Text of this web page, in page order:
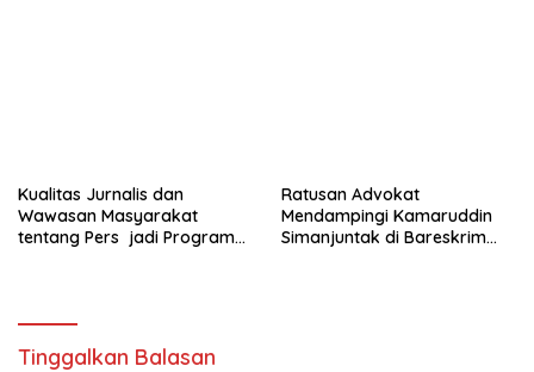
Kualitas Jurnalis dan
Wawasan Masyarakat
tentang Pers jadi Program
Ratusan Advokat
Mendampingi Kamaruddin
Simanjuntak di Bareskrim
Tinggalkan Balasan